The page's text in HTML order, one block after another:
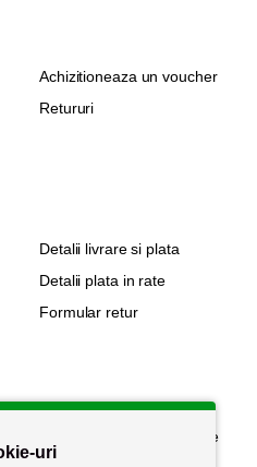
Achizitioneaza un voucher
Retururi
Detalii livrare si plata
Detalii plata in rate
Formular retur
Politica de confidențialitate
uri